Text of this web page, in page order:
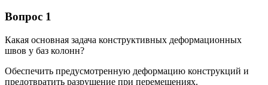
Вопрос 1
Какая основная задача конструктивных деформационных
швов у баз колонн?
Обеспечить предусмотренную деформацию конструкций и
предотвратить разрушение при перемещениях.